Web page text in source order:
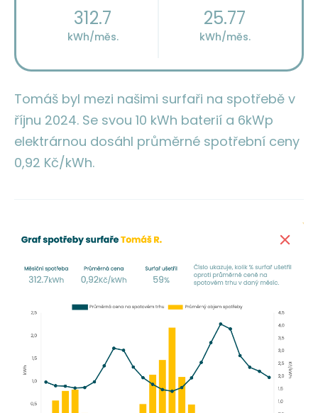
312.7
kWh/měs.
25.77
kWh/měs.
Tomáš byl mezi našimi surfaři na spotřebě v
říjnu 2024. Se svou 10 kWh baterií a 6kWp
elektrárnou dosáhl průměrné spotřební ceny
0,92 Kč/kWh.